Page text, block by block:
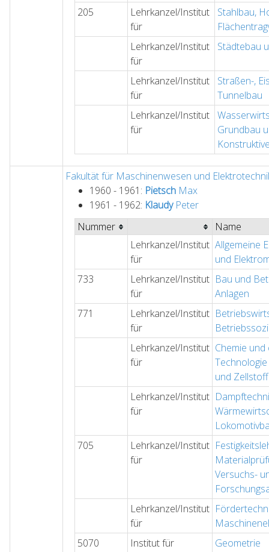
205
Lehrkanzel/Institut
für
Stahlbau,
Lehrkanzel/Institut
für
Städtebau
Lehrkanzel/Institut
für
Straßen-,
Tunnelbau
Lehrkanzel/Institut
für
Grundbau
Fakultät für Maschinenwesen und
1960 - 1961: Pietsch Max
1961 - 1962: KlaudyPeter
Nummer
Name
Lehrkanzel/Institut
für
Allgemeine
und
733
Lehrkanzel/Institut
für
Bau und
Anlagen
771
Lehrkanzel/Institut
für
Lehrkanzel/Institut
für
Chemie
und
Lehrkanzel/Institut
für
705
Lehrkanzel/Institut
für
Versuchs-
Lehrkanzel/Institut
für
5070
Institut für
Geometrie